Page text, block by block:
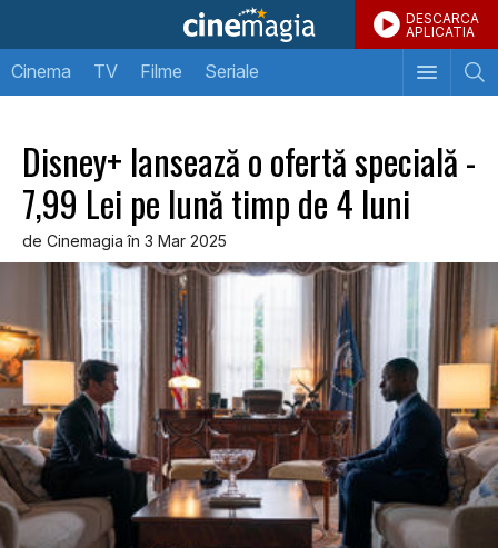
DESCARCA
APLICATIA
Cinema TV Filme Seriale
Disney+ lansează o ofertă specială -
7,99 Lei pe lună timp de 4 luni
de Cinemagia în 3 Mar 2025